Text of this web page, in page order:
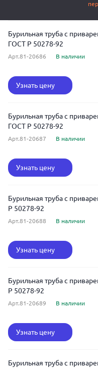
Бурильная труба с
ГОСТ Р 50278-92
Арт.81-20686 В наличии
Узнать цену
Бурильная труба с
ГОСТ Р 50278-92
Арт.81-20687 В наличии
Узнать цену
Бурильная труба с
Р 50278-92
Арт.81-20688 В наличии
Узнать цену
Бурильная труба с
Р 50278-92
Арт.81-20689 В наличии
Узнать цену
Бурильная труба с